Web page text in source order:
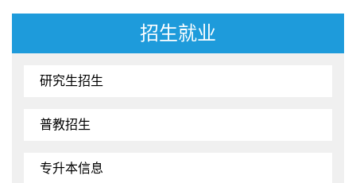
招生就业
研究生招生
普教招生
专升本信息